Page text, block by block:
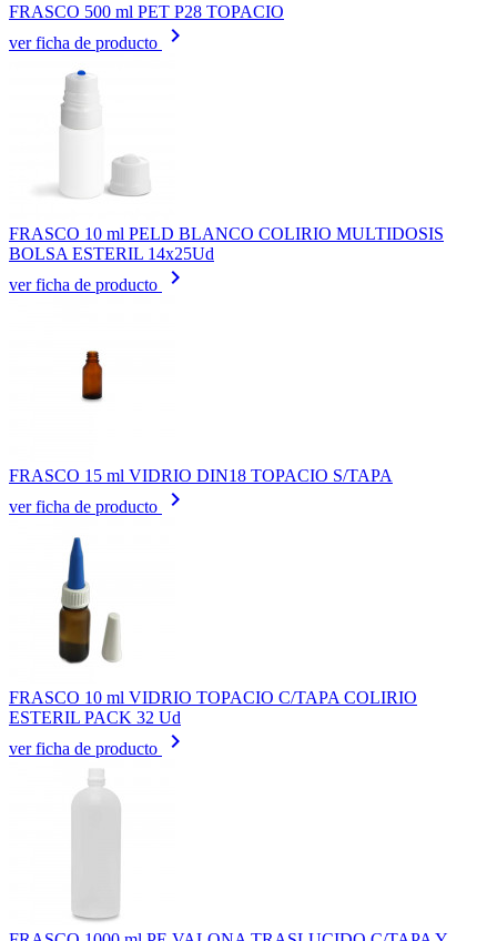
FRASCO 500 ml PET P28 TOPACIO
ver ficha de producto
keyboard_arrow_right
FRASCO 10 ml PELD BLANCO COLIRIO MULTIDOSIS
BOLSA ESTERIL 14x25Ud
ver ficha de producto
keyboard_arrow_right
FRASCO 15 ml VIDRIO DIN18 TOPACIO S/TAPA
ver ficha de producto
keyboard_arrow_right
FRASCO 10 ml VIDRIO TOPACIO C/TAPA COLIRIO
ESTERIL PACK 32 Ud
ver ficha de producto
keyboard_arrow_right